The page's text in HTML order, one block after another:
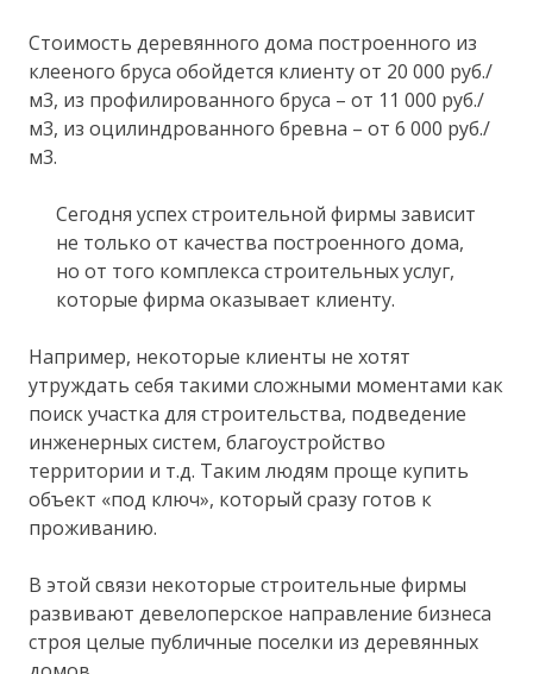
Стоимость деревянного дома построенного из
клееного бруса обойдется клиенту от 20 000 руб./
м3, из профилированного бруса – от 11 000 руб./
м3, из оцилиндрованного бревна – от 6 000 руб./
м3.
Сегодня успех строительной фирмы зависит
не только от качества построенного дома,
но от того комплекса строительных услуг,
которые фирма оказывает клиенту.
Например, некоторые клиенты не хотят
утруждать себя такими сложными моментами как
поиск участка для строительства, подведение
инженерных систем, благоустройство
территории и т.д. Таким людям проще купить
объект «под ключ», который сразу готов к
проживанию.
В этой связи некоторые строительные фирмы
развивают девелоперское направление бизнеса
строя целые публичные поселки из деревянных